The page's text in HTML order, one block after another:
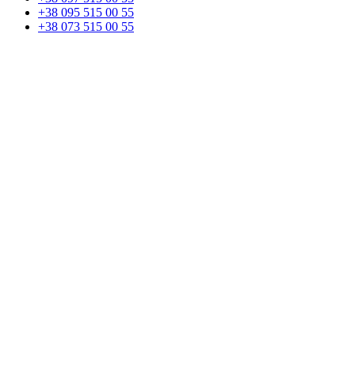
+38 095 515 00 55
+38 073 515 00 55